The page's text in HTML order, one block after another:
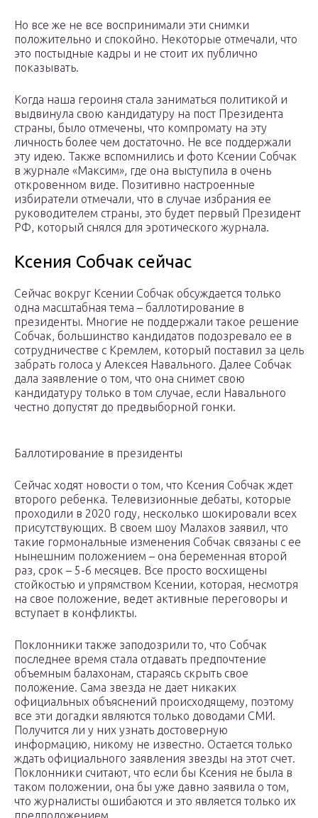
Но все же не все воспринимали эти снимки
положительно и спокойно. Некоторые отмечали, что
это постыдные кадры и не стоит их публично
показывать.
Когда наша героиня стала заниматься политикой и
выдвинула свою кандидатуру на пост Президента
страны, было отмечены, что компромату на эту
личность более чем достаточно. Не все поддержали
эту идею. Также вспомнились и фото Ксении Собчак
в журнале «Максим», где она выступила в очень
откровенном виде. Позитивно настроенные
избиратели отмечали, что в случае избрания ее
руководителем страны, это будет первый Президент
РФ, который снялся для эротического журнала.
Ксения Собчак сейчас
Сейчас вокруг Ксении Собчак обсуждается только
одна масштабная тема – баллотирование в
президенты. Многие не поддержали такое решение
Собчак, большинство кандидатов подозревало ее в
сотрудничестве с Кремлем, который поставил за цель
забрать голоса у Алексея Навального. Далее Собчак
дала заявление о том, что она снимет свою
кандидатуру только в том случае, если Навального
честно допустят до предвыборной гонки.
Баллотирование в президенты
Сейчас ходят новости о том, что Ксения Собчак ждет
второго ребенка. Телевизионные дебаты, которые
проходили в 2020 году, несколько шокировали всех
присутствующих. В своем шоу Малахов заявил, что
такие гормональные изменения Собчак связаны с ее
нынешним положением – она беременная второй
раз, срок – 5-6 месяцев. Все просто восхищены
стойкостью и упрямством Ксении, которая, несмотря
на свое положение, ведет активные переговоры и
вступает в конфликты.
Поклонники также заподозрили то, что Собчак
последнее время стала отдавать предпочтение
объемным балахонам, стараясь скрыть свое
положение. Сама звезда не дает никаких
официальных объяснений происходящему, поэтому
все эти догадки являются только доводами СМИ.
Получится ли у них узнать достоверную
информацию, никому не известно. Остается только
ждать официального заявления звезды на этот счет.
Поклонники считают, что если бы Ксения не была в
таком положении, она бы уже давно заявила о том,
что журналисты ошибаются и это является только их
предположением.